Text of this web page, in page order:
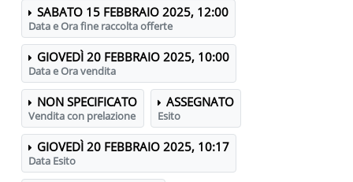
SABATO 15 FEBBRAIO 2025, 12:00
Data e Ora fine raccolta offerte
GIOVEDÌ 20 FEBBRAIO 2025, 10:00
Data e Ora vendita
NON SPECIFICATO
Vendita con prelazione
ASSEGNATO
Esito
GIOVEDÌ 20 FEBBRAIO 2025, 10:17
Data Esito